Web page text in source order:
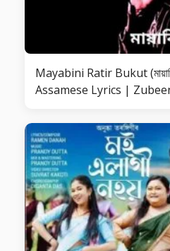
Mayabini Ratir Bukut
Assamese Lyrics |